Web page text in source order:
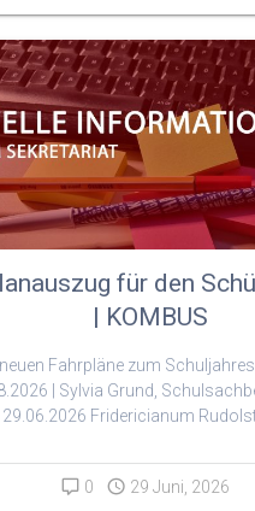
für den
| KOMBUS
neuen Fahrpläne zum
| Sylvia Grund,
29.06.2026 Fridericianum
0 29 Juni, 2026